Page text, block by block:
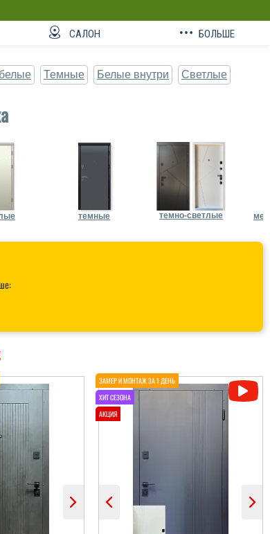
САЛОН БОЛЬШЕ
Темные Белые внутри Светлые
темные темно-светлые